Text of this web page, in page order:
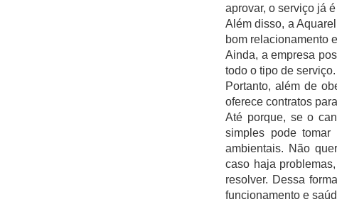
aprovar, o serviço já
Além disso, a
bom relacionamento
Ainda, a empresa
todo o tipo de serviço.
Portanto, além de
oferece contratos
Até porque, se o
simples pode tomar
ambientais. Não
caso haja
resolver. Dessa
funcionamento e